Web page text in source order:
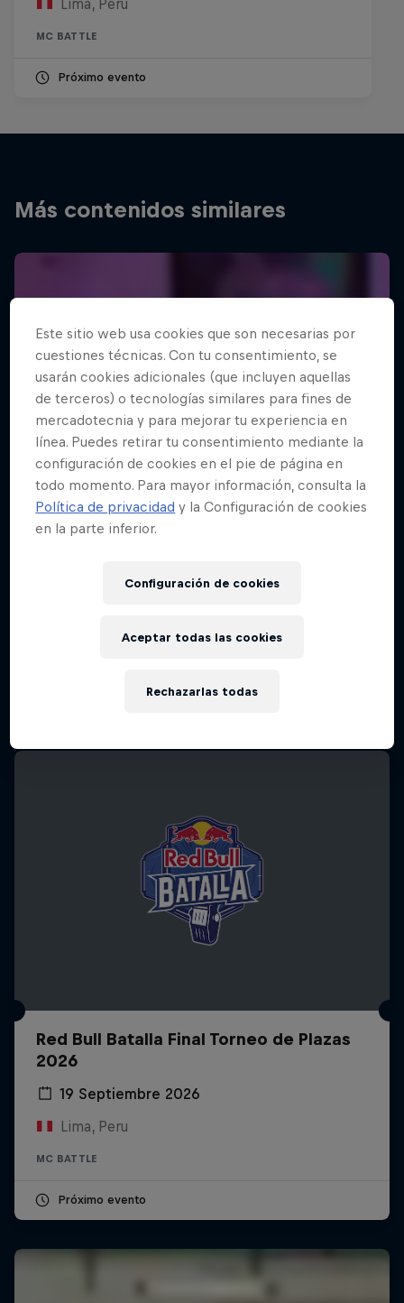
Lima, Peru
MC BATTLE
Próximo evento
Más contenidos similares
Red Bull Batalla Final Torneo de Plazas
2026
19 Septiembre 2026
Lima, Peru
MC BATTLE
Próximo evento
Este sitio web usa cookies que son necesarias por
cuestiones técnicas. Con tu consentimiento, se
usarán cookies adicionales (que incluyen aquellas
de terceros) o tecnologías similares para fines de
mercadotecnia y para mejorar tu experiencia en
línea. Puedes retirar tu consentimiento mediante la
configuración de cookies en el pie de página en
todo momento. Para mayor información, consulta la
Política de privacidad y la Configuración de cookies
en la parte inferior.
Configuración de cookies
Rechazarlas todas
Aceptar todas las cookies